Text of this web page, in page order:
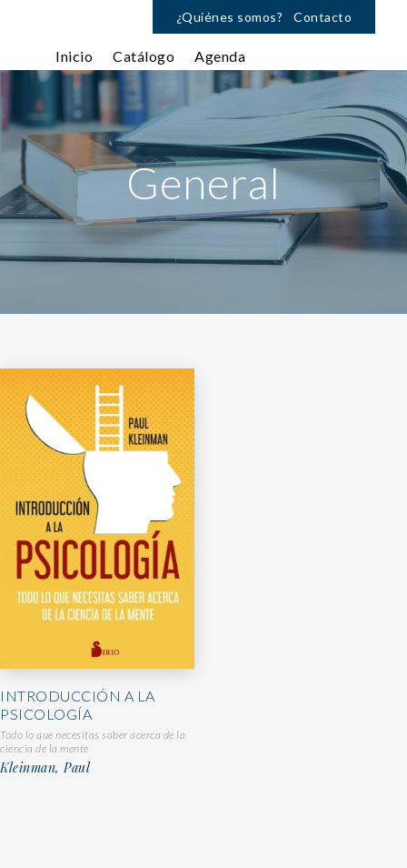
¿Quiénes somos? Contacto
Inicio Catálogo Agenda
General
INTRODUCCIÓN A LA
PSICOLOGÍA
Todo lo que necesitas saber acerca de la
ciencia de la mente
Kleinman, Paul